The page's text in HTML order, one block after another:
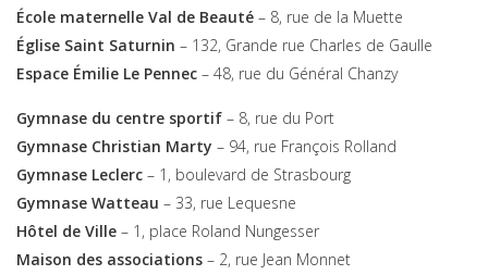
École maternelle Val de Beauté – 8, rue de la Muette
Église Saint Saturnin – 132, Grande rue Charles de Gaulle
Espace Émilie Le Pennec – 48, rue du Général Chanzy
Gymnase du centre sportif – 8, rue du Port
Gymnase Christian Marty – 94, rue François Rolland
Gymnase Leclerc – 1, boulevard de Strasbourg
Gymnase Watteau – 33, rue Lequesne
Hôtel de Ville – 1, place Roland Nungesser
Maison des associations – 2, rue Jean Monnet